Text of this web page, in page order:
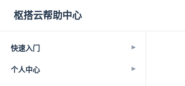
枢搭云帮助中心
快速入门 ▾
个人中心 ▾